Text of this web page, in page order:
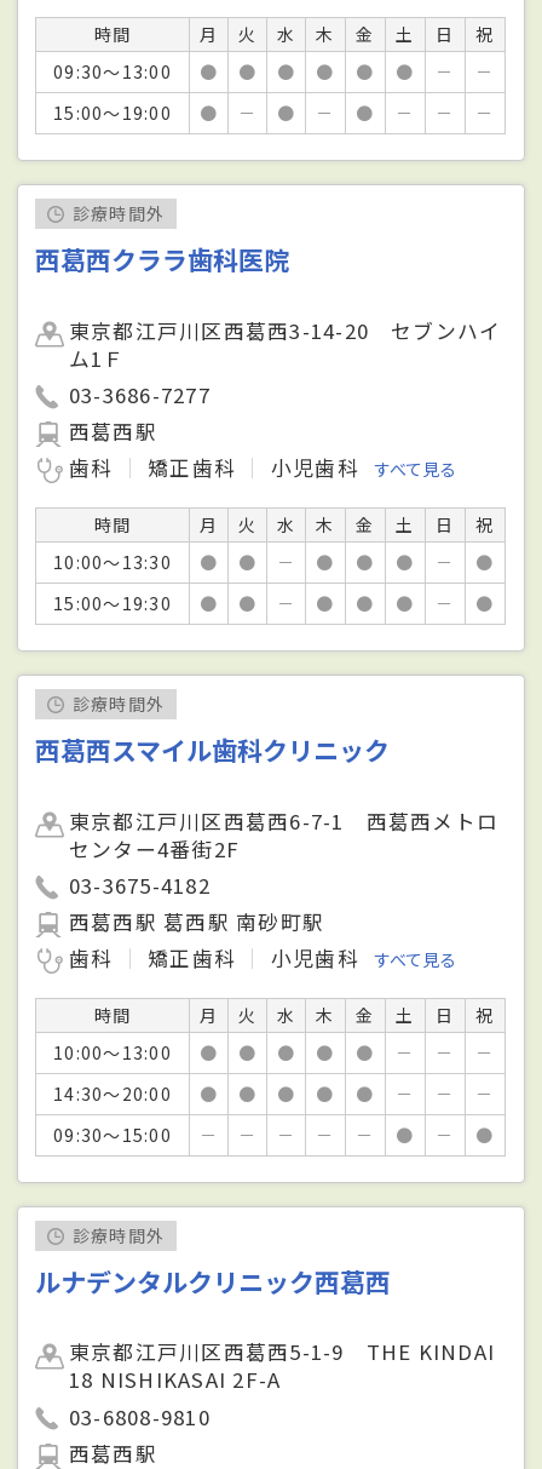
時間 月 火 水 木 金 土 日
祝
09:30～13:00
● ● ● ● ● ● －
－
15:00～19:00
● － ● － ● － － －
診療時間外
西葛西クララ歯科医院
東京都江戸川区西葛西3-14-20 セブンハイ
ム1Ｆ
03-3686-7277
西葛西駅
歯科
矯正歯科 小児歯科 すべて見る
時間 月 火 水 木 金 土 日
祝
10:00～13:30
● ● － ● ● ● －
●
15:00～19:30
● ● － ● ● ● － ●
診療時間外
西葛西スマイル歯科クリニック
東京都江戸川区西葛西6-7-1 西葛西メトロ
センター4番街2F
03-3675-4182
西葛西駅 葛西駅 南砂町駅
歯科
矯正歯科 小児歯科 すべて見る
時間 月 火 水 木 金 土 日
祝
10:00～13:00
● ● ● ● ● － －
－
14:30～20:00
● ● ● ● ● － －
－
09:30～15:00
－ － － － － ● － ●
診療時間外
ルナデンタルクリニック西葛西
東京都江戸川区西葛西5-1-9 THE KINDAI
18 NISHIKASAI 2F-A
03-6808-9810
西葛西駅